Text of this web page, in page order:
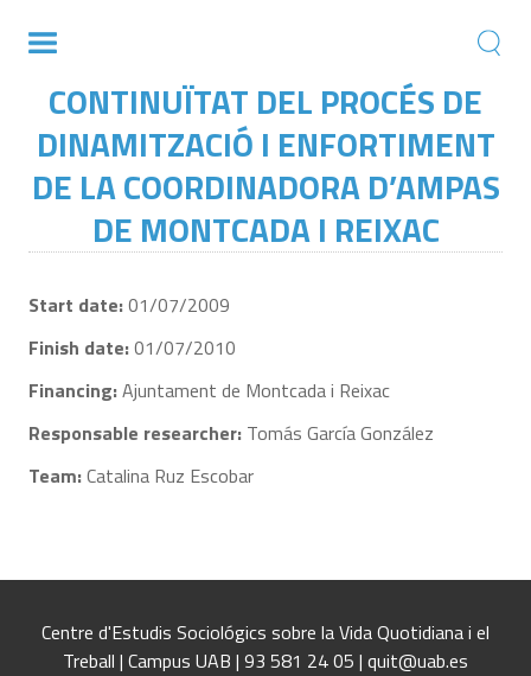
CONTINUÏTAT DEL PROCÉS DE
DINAMITZACIÓ I ENFORTIMENT
DE LA COORDINADORA D’AMPAS
DE MONTCADA I REIXAC
Start date:01/07/2009
Finish date:01/07/2010
Financing:Ajuntament de Montcada i Reixac
Responsable researcher: Tomás García González
Team:Catalina Ruz Escobar
Centre d'Estudis Sociológics sobre la Vida Quotidiana i el
Treball | Campus UAB | 93 581 24 05 | quit@uab.es